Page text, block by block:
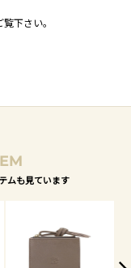
覧下さい。
ムも見ています